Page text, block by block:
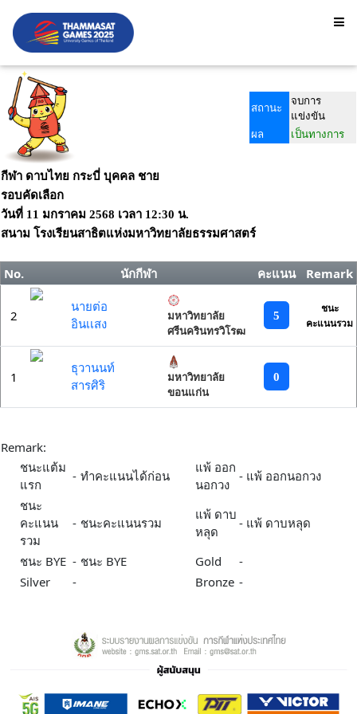
สถานะ
จบการ
แข่งขัน
ผล
เป็นทางการ
กีฬา ดาบไทย กระบี่ บุคคล ชาย
รอบคัดเลือก
วันที่ 11 มกราคม 2568 เวลา 12:30 น.
สนาม โรงเรียนสาธิตแห่งมหาวิทยาลัยธรรมศาสตร์
No. นักกีฬา คะแนน Remark
2
นายต่อ
อินเเสง
มหาวิทยาลัย
ศรีนครินทรวิโรฒ
5
ชนะ
คะแนนรวม
1
ธุวานนท์
สารศิริ
มหาวิทยาลัย
ขอนแก่น
0
Remark:
ชนะแต้ม
แรก
- ทำคะแนนได้ก่อน
แพ้ ออก
นอกวง
- แพ้ ออกนอกวง
ชนะ
คะแนน
รวม
- ชนะคะแนนรวม
แพ้ ดาบ
หลุด
- แพ้ ดาบหลุด
ชนะ BYE - ชนะ BYE Gold
-
Silver
- Bronze -